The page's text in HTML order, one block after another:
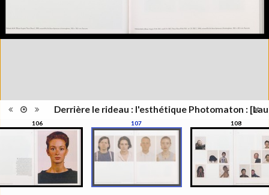
Derrière le rideau : l'esthétique Photomaton :
106 107 108
Nombre de
311 pages